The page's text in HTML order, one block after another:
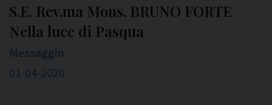
S.E. Rev.ma Mons. BRUNO FORTE
Nella luce di Pasqua
Messaggio
01-04-2020